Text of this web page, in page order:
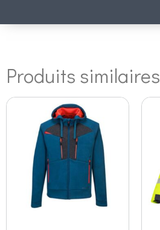
Produits similaires